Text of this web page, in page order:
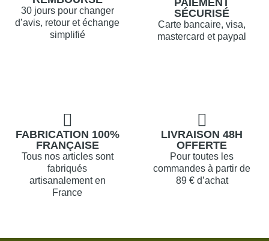
30 jours pour changer
d’avis, retour et échange
simplifié
PAIEMENT
SÉCURISÉ
Carte bancaire, visa,
mastercard et paypal
FABRICATION 100%
FRANÇAISE
Tous nos articles sont
fabriqués
artisanalement en
France
LIVRAISON 48H
OFFERTE
Pour toutes les
commandes à partir de
89 € d’achat